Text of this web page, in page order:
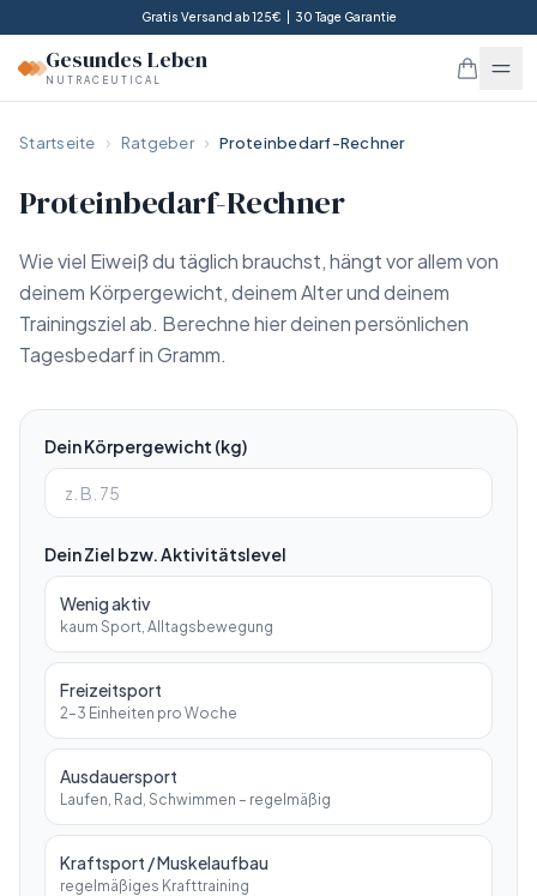
Gratis Versand ab 125€ | 30 Tage Garantie
Gesundes Leben
NUTRACEUTICAL
Startseite Ratgeber Proteinbedarf-Rechner
Proteinbedarf-Rechner
Wie viel Eiweiß du täglich brauchst, hängt vor allem von
deinem Körpergewicht, deinem Alter und deinem
Trainingsziel ab. Berechne hier deinen persönlichen
Tagesbedarf in Gramm.
Dein Körpergewicht (kg)
Dein Ziel bzw. Aktivitätslevel
Wenig aktiv
kaum Sport, Alltagsbewegung
Freizeitsport
2–3 Einheiten pro Woche
Ausdauersport
Laufen, Rad, Schwimmen – regelmäßig
Kraftsport / Muskelaufbau
regelmäßiges Krafttraining